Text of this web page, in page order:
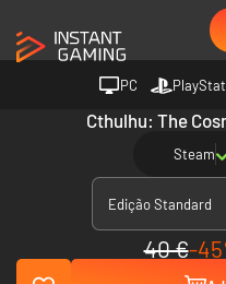
PC
Cthulhu: The
Steam
Edição Standard
40 €-